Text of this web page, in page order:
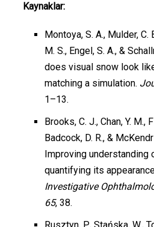
Kaynaklar:
Montoya, S. A., Mulder, C.
M. S., Engel, S. A., &
does visual snow look
matching a simulation.
1–13.
Brooks, C. J., Chan, Y. M.,
Badcock, D. R., &
Improving understanding
quantifying its
Investigative
65, 38.